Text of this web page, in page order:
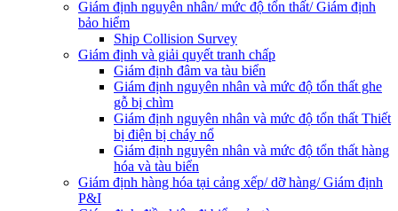
Giám định nguyên nhân/ mức độ tổn thất/ Giám định
bảo hiểm
Ship Collision Survey
Giám định và giải quyết tranh chấp
Giám định đâm va tàu biển
Giám định nguyên nhân và mức độ tổn thất ghe
gỗ bị chìm
Giám định nguyên nhân và mức độ tổn thất Thiết
bị điện bị cháy nổ
Giám định nguyên nhân và mức độ tổn thất hàng
hóa và tàu biển
Giám định hàng hóa tại cảng xếp/ dỡ hàng/ Giám định
P&I